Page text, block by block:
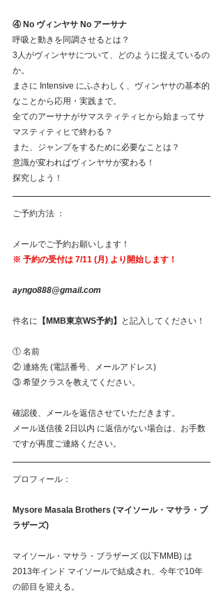
④ No ヴィンヤサ No アーサナ
呼吸と動きを同調させるとは？
3人がヴィンヤサについて、どのように捉えているの
か。
まさに Intensive にふさわしく、ヴィンヤサの基本的
なことから応用・実践まで。
全てのアーサナがサマスティティヒから始まってサ
マスティティヒで終わる？
また、ジャンプをするために必要なことは？
意識が変わればヴィンヤサが変わる！
探究しよう！
ご予約方法 ：
メールでご予約お願いします！
※ 予約の受付は 7/11 (月) より開始します！
ayngo888@gmail.com
件名に 【MMB東京WS予約】 と記入してください！
① 名前
② 連絡先 (電話番号、メールアドレス)
③ 希望クラスを教えてください。
確認後、メールを返信させていただきます。
メール送信後 2日以内 に返信がない場合は、お手数
ですが再度ご連絡ください。
プロフィール：
Mysore Masala Brothers (マイソール・マサラ・ブ
ラザーズ)
マイソール・マサラ・ブラザーズ (以下MMB) は
2013年インド マイソールで結成され、今年で10年
の節目を迎える。